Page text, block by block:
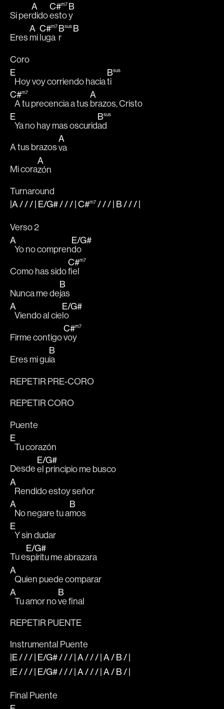
Si per
A
dido
C#m7
esto
B
y
Eres
A
mi
C#m7
luga
Bsus
r
B
Coro
E
   Hoy voy corriendo hacia
Bsus
ti
C#m7
   A tu precencia a tus
A
brazos, Cristo
E
   Ya no hay mas oscurid
Bsus
ad
A tus brazos
A
va
Mi cora
A
zón
Turnaround
|A/ / / | E/G#/ / / |C#m7 / / / | B/ / /|
Verso 2
A
   Yo no compren
E/G#
do
Como has sido
C#m7
fiel
Nunca me de
B
jas
A
   Viendo al cie
E/G#
lo
Firme contigo
C#m7
voy
Eres mi gu
B
ia
REPETIR PRE-CORO
REPETIR CORO
Puente
E
   Tu corazón
Desde
E/G#
el principio me busco
A
   Rendido estoy señor
A
   No negare tu a
B
mos
E
   Y sin dudar
Tu e
E/G#
spíritu me abrazara
A
   Quien puede comparar
A
   Tu amor no
B
ve final
REPETIR PUENTE
Instrumental Puente
|E/ / / | E/G#/ / / |A/ / / |A/B/|
|E/ / / | E/G#/ / / |A/ / / |A/B/|
Final Puente